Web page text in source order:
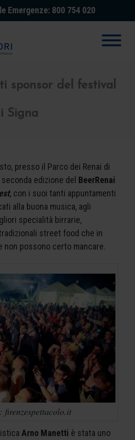
Emergenze: 800 754 020
sponsor del festival
Signa
presso il Parco dei Renai di
edizione del BeerRenai
, con i suoi tanti appuntamenti
alla buona musica, agli
specialità birrarie,
street food che in
possono certo mancare.
firenzespettacolo.it
Arno Manetti è stata uno